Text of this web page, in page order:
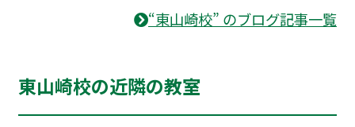
“東山崎校” のブログ記事一覧
東山崎校の近隣の教室